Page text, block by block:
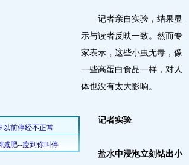
记者亲自实验，结果显
示与读者反映一致。然而专
家表示，这些小虫无毒，像
一些高蛋白食品一样，对人
体也没有太大影响。
记者实验
盐水中浸泡立刻钻出小